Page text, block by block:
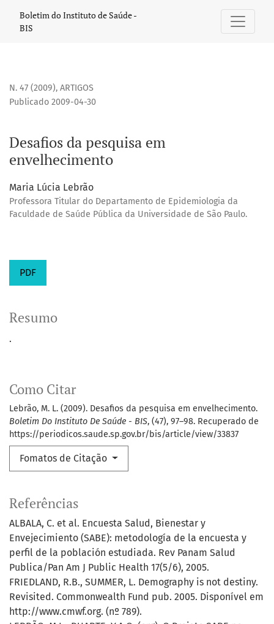
Boletim do Instituto de Saúde -
BIS
N. 47 (2009), ARTIGOS
Desafios da pesquisa em
envelhecimento
Publicado 2009-04-30
Maria Lúcia Lebrão
Professora Titular do Departamento de Epidemiologia da
Faculdade de Saúde Pública da Universidade de São Paulo.
PDF
Como Citar
Lebrão, M. L. (2009). Desafios da pesquisa em envelhecimento.
Boletim Do Instituto De Saúde - BIS, (47), 97–98. Recuperado de
https://periodicos.saude.sp.gov.br/bis/article/view/33837
Fomatos de Citação
Resumo
.
Referências
ALBALA, C. et al. Encuesta Salud, Bienestar y
Envejecimiento (SABE): metodología de la encuesta y
perfil de la población estudiada. Rev Panam Salud
Publica/Pan Am J Public Health 17(5/6), 2005.
FRIEDLAND, R.B., SUMMER, L. Demography is not destiny.
Revisited. Commonwealth Fund pub. 2005. Disponível em
http://www.cmwf.org. (nº 789).